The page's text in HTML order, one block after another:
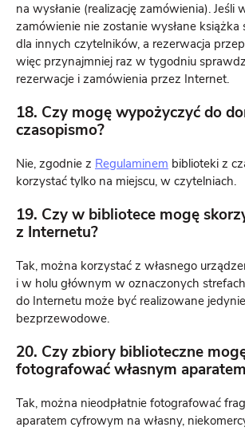
na wysłanie (realizację zamówienia). Jeśli
zamówienie nie zostanie wysłane książka
dla innych czytelników, a rezerwacja
więc przynajmniej raz w tygodniu
rezerwacje i zamówienia przez Internet.
18. Czy mogę wypożyczyć do
czasopismo?
Nie, zgodnie z Regulaminem biblioteki z
korzystać tylko na miejscu, w czytelniach.
19. Czy w bibliotece mogę
z Internetu?
Tak, można korzystać z własnego
i w holu głównym w oznaczonych
do Internetu może być realizowane
bezprzewodowe.
20. Czy zbiory biblioteczne
fotografować własnym
Tak, można nieodpłatnie fotografować
aparatem cyfrowym na własny,